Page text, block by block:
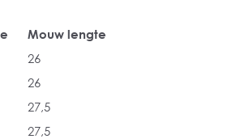
Mouw lengte
26
26
27,5
27,5